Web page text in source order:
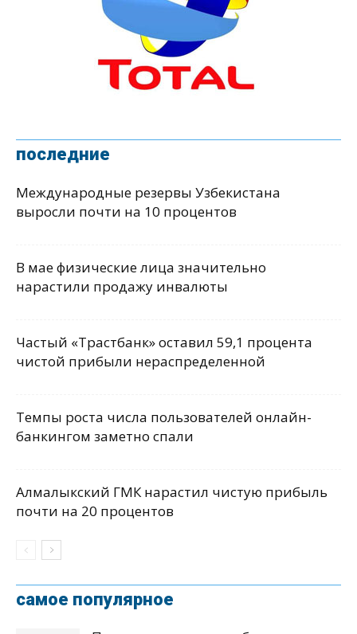
последние
Международные резервы Узбекистана
выросли почти на 10 процентов
В мае физические лица значительно
нарастили продажу инвалюты
Частый «Трастбанк» оставил 59,1 процента
чистой прибыли нераспределенной
Темпы роста числа пользователей онлайн-
банкингом заметно спали
Алмалыкский ГМК нарастил чистую прибыль
почти на 20 процентов
самое популярное